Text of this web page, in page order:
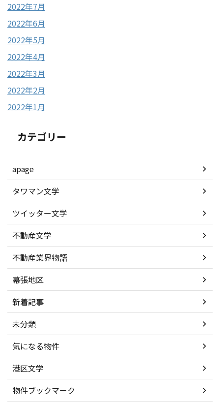
2022年7月
2022年6月
2022年5月
2022年4月
2022年3月
2022年2月
2022年1月
カテゴリー
apage
タワマン文学
ツイッター文学
不動産文学
不動産業界物語
幕張地区
新着記事
未分類
気になる物件
港区文学
物件ブックマーク